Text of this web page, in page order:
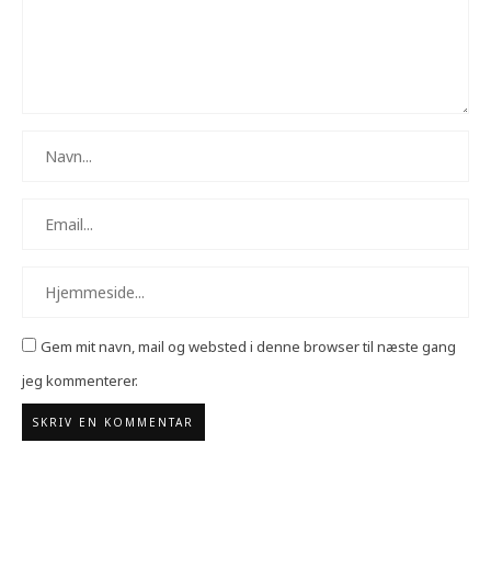
Gem mit navn, mail og websted i denne browser til næste gang
jeg kommenterer.